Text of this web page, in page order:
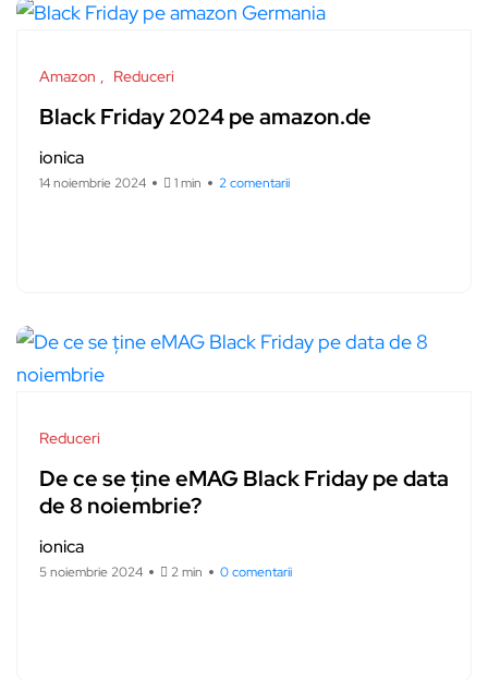
Amazon Reduceri
Black Friday 2024 pe amazon.de
ionica
14 noiembrie 2024 1 min 2 comentarii
Reduceri
De ce se ține eMAG Black Friday pe data
de 8 noiembrie?
ionica
5 noiembrie 2024 2 min 0 comentarii